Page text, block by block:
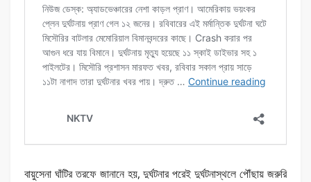
বায়ুসেনা ঘাঁটির তরফে জানানে হয়, দুর্ঘটনার পরেই দুর্ঘটনাস্থলে পৌঁছায় জরুরি